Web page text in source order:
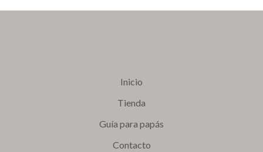
Inicio
Tienda
Guía para papás
Contacto